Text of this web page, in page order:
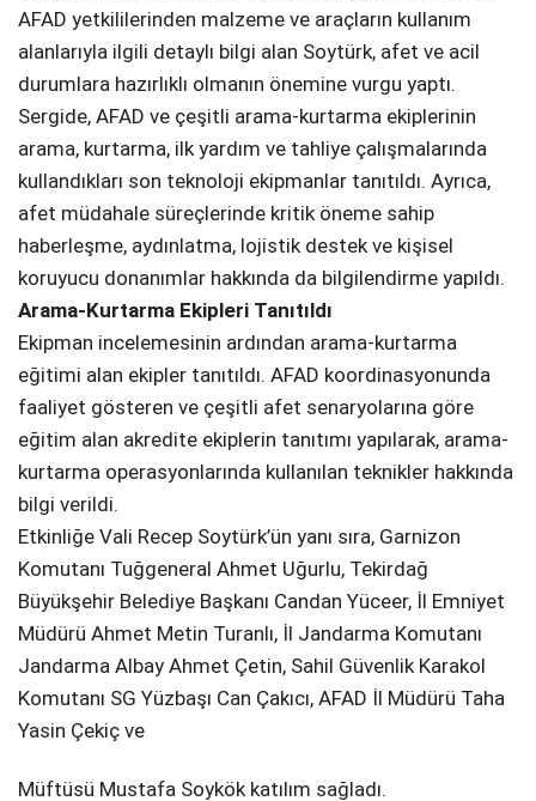
AFAD yetkililerinden malzeme ve araçların kullanım
alanlarıyla ilgili detaylı bilgi alan Soytürk, afet ve acil
durumlara hazırlıklı olmanın önemine vurgu yaptı.
Sergide, AFAD ve çeşitli arama-kurtarma ekiplerinin
arama, kurtarma, ilk yardım ve tahliye çalışmalarında
kullandıkları son teknoloji ekipmanlar tanıtıldı. Ayrıca,
afet müdahale süreçlerinde kritik öneme sahip
haberleşme, aydınlatma, lojistik destek ve kişisel
koruyucu donanımlar hakkında da bilgilendirme yapıldı.
Arama-Kurtarma Ekipleri Tanıtıldı
Ekipman incelemesinin ardından arama-kurtarma
eğitimi alan ekipler tanıtıldı. AFAD koordinasyonunda
faaliyet gösteren ve çeşitli afet senaryolarına göre
eğitim alan akredite ekiplerin tanıtımı yapılarak, arama-
kurtarma operasyonlarında kullanılan teknikler hakkında
bilgi verildi.
Etkinliğe Vali Recep Soytürk’ün yanı sıra, Garnizon
Komutanı Tuğgeneral Ahmet Uğurlu, Tekirdağ
Büyükşehir Belediye Başkanı Candan Yüceer, İl Emniyet
Müdürü Ahmet Metin Turanlı, İl Jandarma Komutanı
Jandarma Albay Ahmet Çetin, Sahil Güvenlik Karakol
Komutanı SG Yüzbaşı Can Çakıcı, AFAD İl Müdürü Taha
Yasin Çekiç ve
Müftüsü Mustafa Soykök katılım sağladı.